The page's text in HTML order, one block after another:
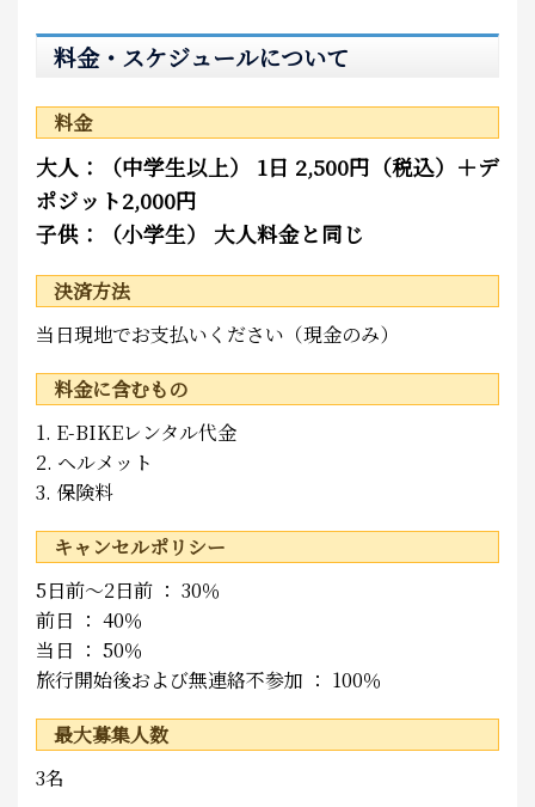
料金・スケジュールについて
料金
大人：（中学生以上） 1日 2,500円（税込）＋デ
ポジット2,000円
子供：（小学生） 大人料金と同じ
決済方法
当日現地でお支払いください（現金のみ）
料金に含むもの
1. E-BIKEレンタル代金
2. ヘルメット
3. 保険料
キャンセルポリシー
5日前～2日前 ： 30％
前日 ： 40％
当日 ： 50％
旅行開始後および無連絡不参加 ： 100％
最大募集人数
3名